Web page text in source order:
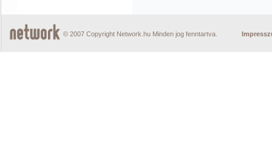
© 2007 Copyright Network.hu Minden jog fenntartva.